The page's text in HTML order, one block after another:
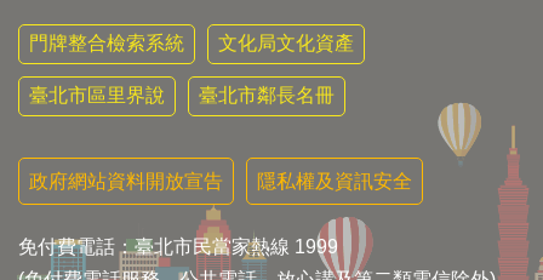
門牌整合檢索系統 文化局文化資產
臺北市區里界說 臺北市鄰長名冊
政府網站資料開放宣告 隱私權及資訊安全
免付費電話：臺北市民當家熱線 1999